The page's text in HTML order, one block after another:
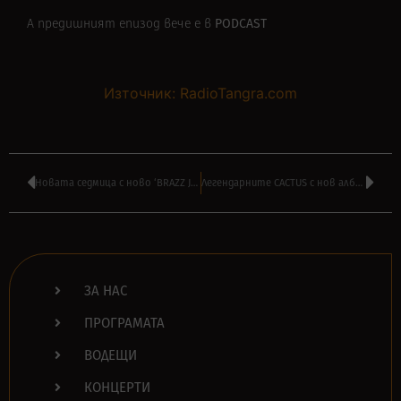
А предишният епизод вече е в PODCAST
Източник: RadioTangra.com
Новата седмица с ново ‘BRAZZ JAMBOREE’ на ВИЛИ СТОЯНОВ в подкаст Легендарните CACTUS с нов албум и видео на заглавната песен ‘Tightrope’
ЗА НАС
ПРОГРАМАТА
ВОДЕЩИ
КОНЦЕРТИ